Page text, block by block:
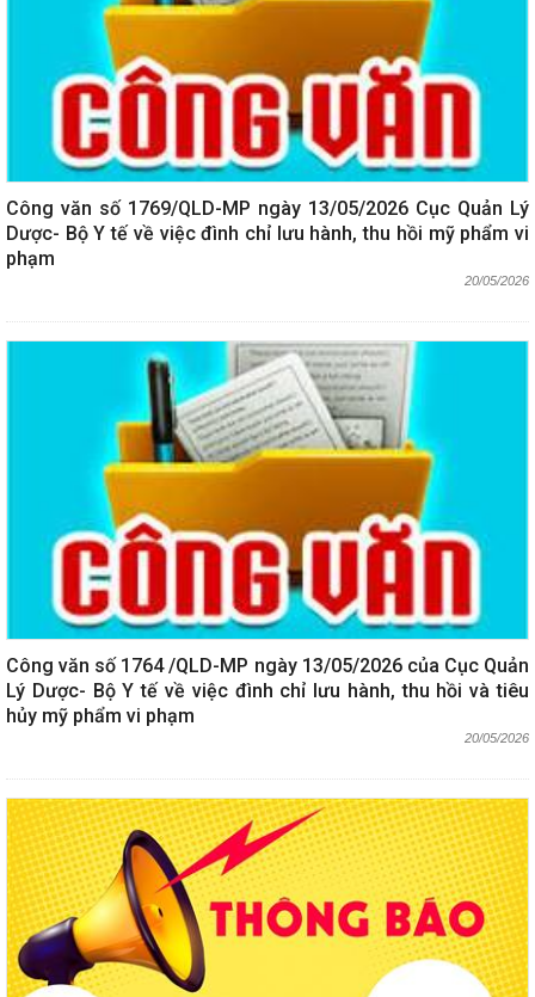
Công văn số 1769/QLD-MP ngày 13/05/2026 Cục Quản Lý
Dược- Bộ Y tế về việc đình chỉ lưu hành, thu hồi mỹ phẩm vi
phạm
20/05/2026
Công văn số 1764 /QLD-MP ngày 13/05/2026 của Cục Quản
Lý Dược- Bộ Y tế về việc đình chỉ lưu hành, thu hồi và tiêu
hủy mỹ phẩm vi phạm
20/05/2026